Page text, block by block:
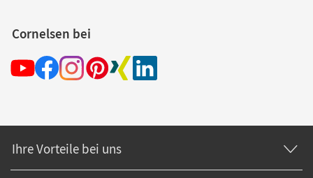
Cornelsen bei
Ihre Vorteile bei uns